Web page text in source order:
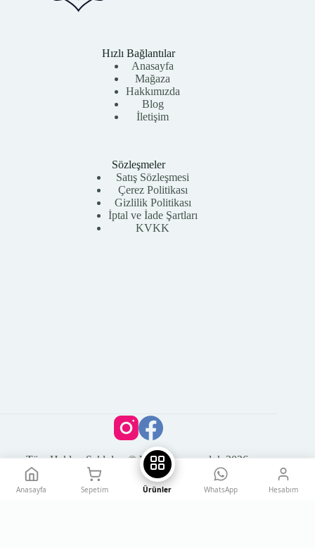
Hızlı Bağlantılar
Anasayfa
Mağaza
Hakkımızda
Blog
İletişim
Sözleşmeler
Satış Sözleşmesi
Çerez Politikası
Gizlilik Politikası
İptal ve İade Şartları
KVKK
Tüm Hakları Saklıdır. © Vega Kuyumculuk 2026
Anasayfa Sepetim Ürünler WhatsApp Hesabım